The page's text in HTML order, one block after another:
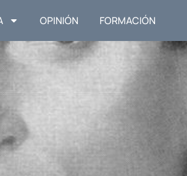
OPINIÓN FORMACIÓN